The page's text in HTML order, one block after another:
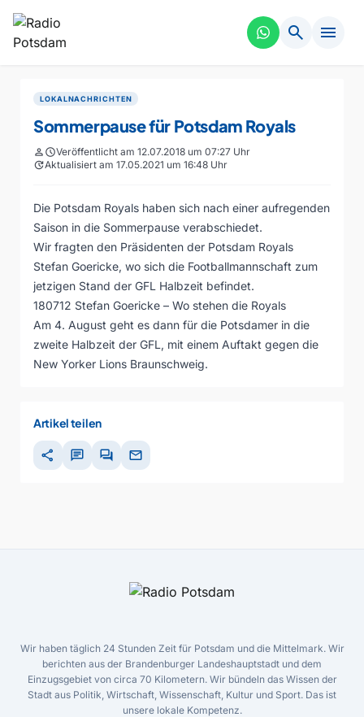
search menu
LOKALNACHRICHTEN
Sommerpause für Potsdam Royals
personscheduleVeröffentlicht am 12.07.2018 um 07:27 Uhr
updateAktualisiert am 17.05.2021 um 16:48 Uhr
Die Potsdam Royals haben sich nach einer aufregenden
Saison in die Sommerpause verabschiedet.
Wir fragten den Präsidenten der Potsdam Royals
Stefan Goericke, wo sich die Footballmannschaft zum
jetzigen Stand der GFL Halbzeit befindet.
180712 Stefan Goericke – Wo stehen die Royals
Am 4. August geht es dann für die Potsdamer in die
zweite Halbzeit der GFL, mit einem Auftakt gegen die
New Yorker Lions Braunschweig.
Artikel teilen
share chat forum mail
Wir haben täglich 24 Stunden Zeit für Potsdam und die Mittelmark. Wir
berichten aus der Brandenburger Landeshauptstadt und dem
Einzugsgebiet von circa 70 Kilometern. Wir bündeln das Wissen der
Stadt aus Politik, Wirtschaft, Wissenschaft, Kultur und Sport. Das ist
unsere lokale Kompetenz.